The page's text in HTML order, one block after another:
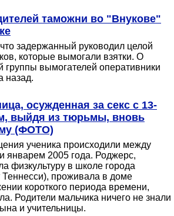
таможни во "Внукове"
задержанный руководил целой
которые вымогали взятки. О
группы вымогателей оперативники
назад.
осужденная за секс с 13-
выйдя из тюрьмы, вновь
(ФОТО)
ученика происходили между
январем 2005 года. Роджерс,
физкультуру в школе города
проживала в доме
короткого периода времени,
Родители мальчика ничего не знали
и учительницы.